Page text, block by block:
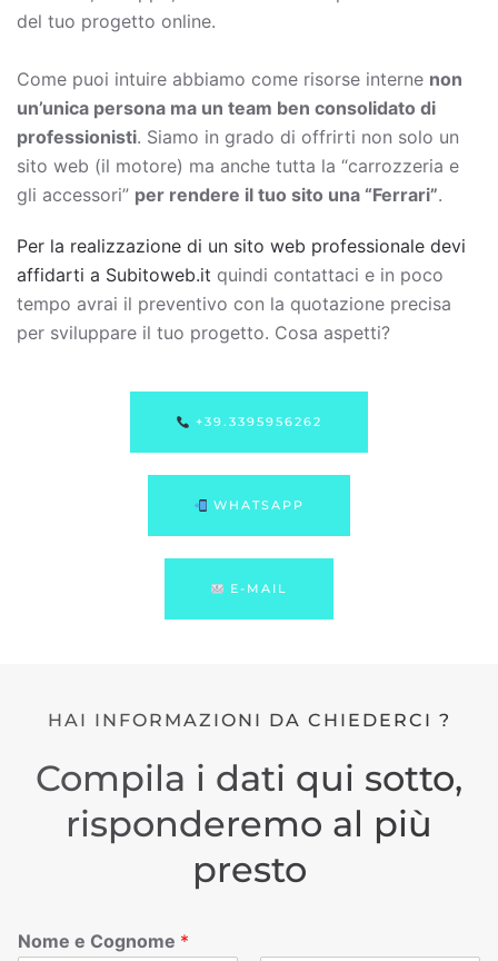
del tuo progetto online.
Come puoi intuire abbiamo come risorse interne non
un’unica persona ma un team ben consolidato di
professionisti. Siamo in grado di offrirti non solo un
sito web (il motore) ma anche tutta la “carrozzeria e
gli accessori” per rendere il tuo sito una “Ferrari”.
Per la realizzazione di un sito web professionale devi
affidarti a Subitoweb.it quindi contattaci e in poco
tempo avrai il preventivo con la quotazione precisa
per sviluppare il tuo progetto. Cosa aspetti?
+39.3395956262
WHATSAPP
E-MAIL
HAI INFORMAZIONI DA CHIEDERCI ?
Compila i dati qui sotto,
risponderemo al più
presto
Nome e Cognome *